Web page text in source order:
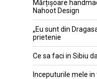
Mărțișoare
Nahoot Design
„Eu sunt din
prietenie
Ce sa faci in Sibiu
Inceputurile mele